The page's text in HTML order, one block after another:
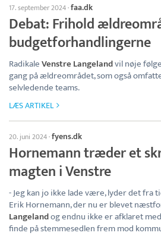
17. september 2024·faa.dk
Debat: Frihold
budgetforhandlingerne
RadikaleVenstre Langelandvil nøje
gang på ældreområdet, som også
selvledende teams.
LÆS ARTIKEL
20. juni 2024·fyens.dk
Hornemann træder et
magten i Venstre
- Jeg kan jo ikke lade være, lyder det fra
Erik Hornemann, der nu er blevet
Langelandog endnu ikke er afklaret
finde på stemmesedlen frem mod